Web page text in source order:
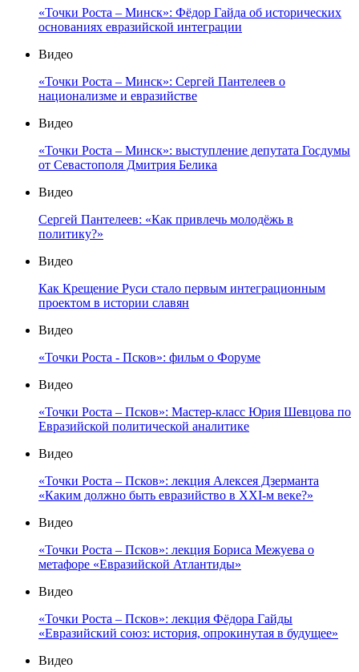
«Точки Роста – Минск»: Фёдор Гайда об исторических
основаниях евразийской интеграции
Видео
«Точки Роста – Минск»: Сергей Пантелеев о
национализме и евразийстве
Видео
«Точки Роста – Минск»: выступление депутата Госдумы
от Севастополя Дмитрия Белика
Видео
Сергей Пантелеев: «Как привлечь молодёжь в
политику?»
Видео
Как Крещение Руси стало первым интеграционным
проектом в истории славян
Видео
«Точки Роста - Псков»: фильм о Форуме
Видео
«Точки Роста – Псков»: Мастер-класс Юрия Шевцова по
Евразийской политической аналитике
Видео
«Точки Роста – Псков»: лекция Алексея Дзерманта
«Каким должно быть евразийство в XXI-м веке?»
Видео
«Точки Роста – Псков»: лекция Бориса Межуева о
метафоре «Евразийской Атлантиды»
Видео
«Точки Роста – Псков»: лекция Фёдора Гайды
«Евразийский союз: история, опрокинутая в будущее»
Видео